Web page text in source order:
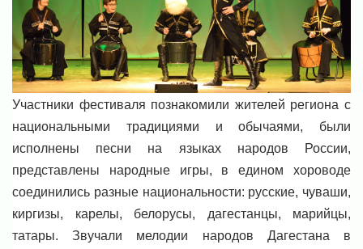
Участники фестиваля познакомили жителей региона с
национальными традициями и обычаями, были
исполнены песни на языках народов России,
представлены народные игры, в едином хороводе
соединились разные национальности: русские, чуваши,
киргизы, карелы, белорусы, дагестанцы, марийцы,
татары. Звучали мелодии народов Дагестана в